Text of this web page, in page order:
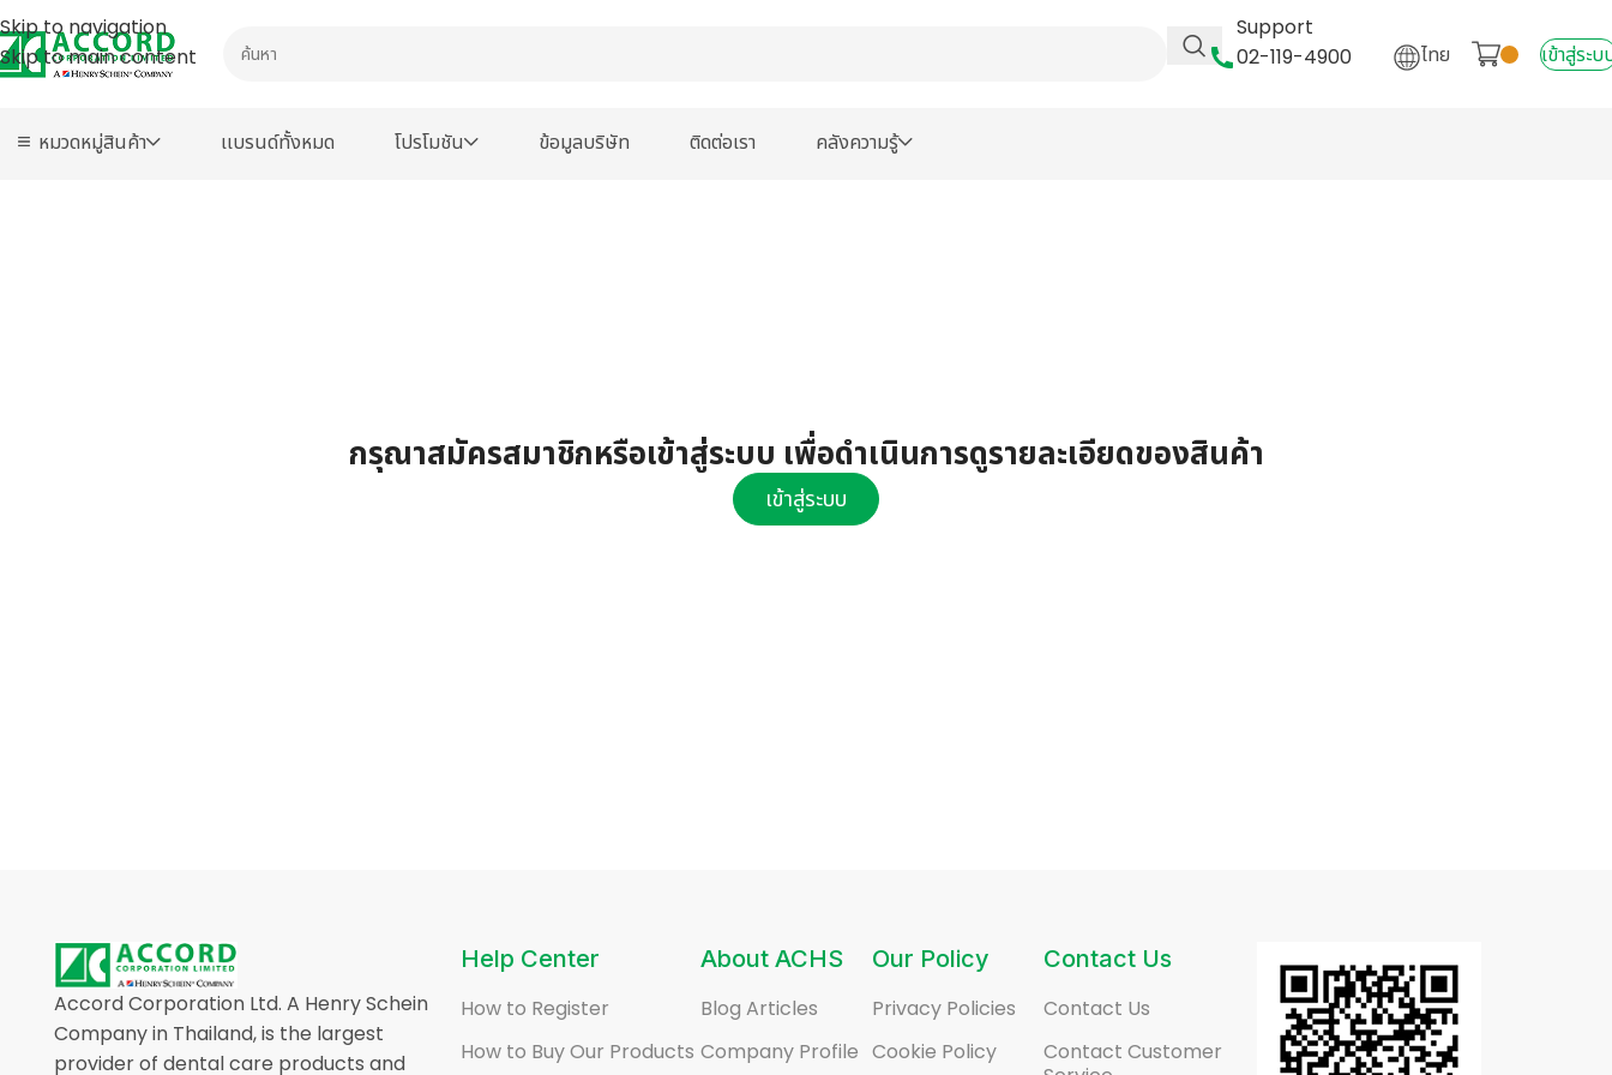
Skip to navigation
Skip to main content
Support
02-119-4900
ไทย เข้าสู่ระบ
หมวดหมู่สินค้า เเบรนด์ทั้งหมด โปรโมชัน ข้อมูลบริษัท ติดต่อเรา คลังความรู้
กรุณาสมัครสมาชิกหรือเข้าสู่ระบบ เพื่อดำเนินการดูรายละเอียดของสินค้า
เข้าสู่ระบบ
Accord Corporation Ltd. A Henry Schein
Company in Thailand, is the largest
provider of dental care products and
Help Center
How to Register
How to Buy Our Products
About ACHS
Blog Articles
Company Profile
Our Policy
Privacy Policies
Cookie Policy
Contact Us
Contact Us
Contact Customer